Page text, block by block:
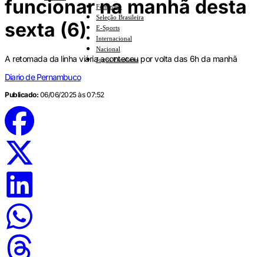
Feminino
Seleção Brasileira
E-Sports
Internacional
Nacional
Jogos Escolares
funcionar na manhã desta
sexta (6)
A retomada da linha viária aconteceu por volta das 6h da manhã
Diario de Pernambuco
Publicado: 06/06/2025 às 07:52